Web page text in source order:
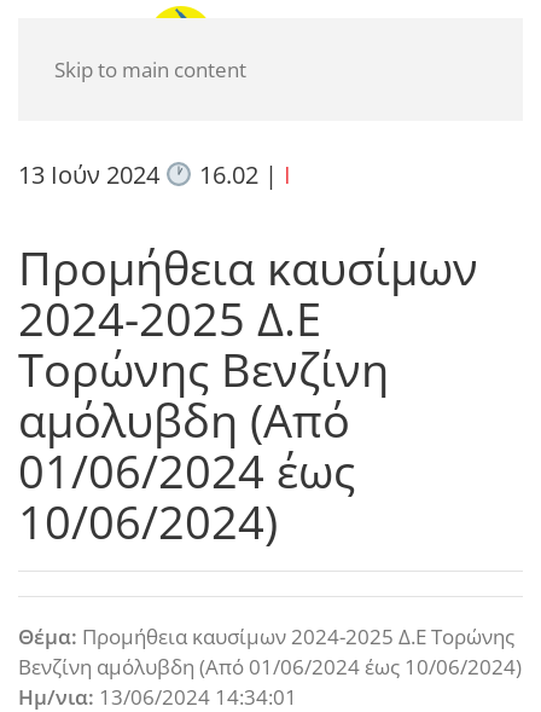
Skip to main content
13 Ιούν 2024 16.02| I
Προμήθεια καυσίμων
2024-2025 Δ.Ε
Τορώνης Βενζίνη
αμόλυβδη (Από
01/06/2024 έως
10/06/2024)
Θέμα: Προμήθεια καυσίμων 2024-2025 Δ.Ε Τορώνης
Βενζίνη αμόλυβδη (Από 01/06/2024 έως 10/06/2024)
Ημ/νια: 13/06/2024 14:34:01